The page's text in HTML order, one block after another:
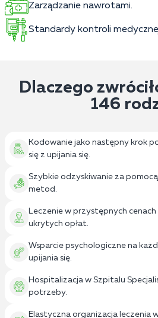
Zarządzanie nawrotami.
Standardy kontroli
Dlaczego
146
Kodowanie jako następny krok
się z upijania się.
Szybkie odzyskiwanie za
metod.
Leczenie w przystępnych
ukrytych opłat.
Wsparcie psychologiczne na
upijania się.
Hospitalizacja w Szpitalu
potrzeby.
Elastyczna organizacja leczenia